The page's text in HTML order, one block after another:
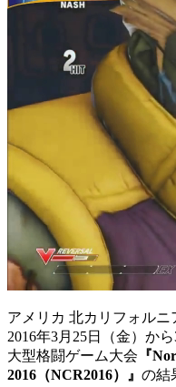
アメリカ 北カリフォル
2016年3月25日（金）か
大型格闘ゲーム大会 『
2016（NCR2016）』 の結